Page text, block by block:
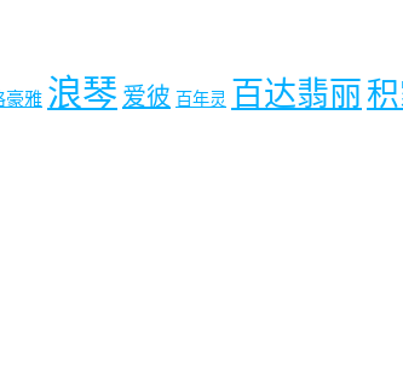
豪雅 浪琴 爱彼 百年灵 百达翡丽